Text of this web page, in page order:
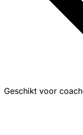
Geschikt voor